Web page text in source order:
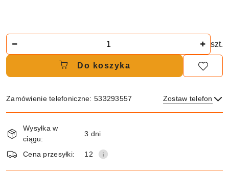
szt.
Do koszyka
Zamówienie telefoniczne: 533293557 Zostaw telefon
i
dostawa
Wysyłka w
ciągu:
3 dni
Cena przesyłki: 12